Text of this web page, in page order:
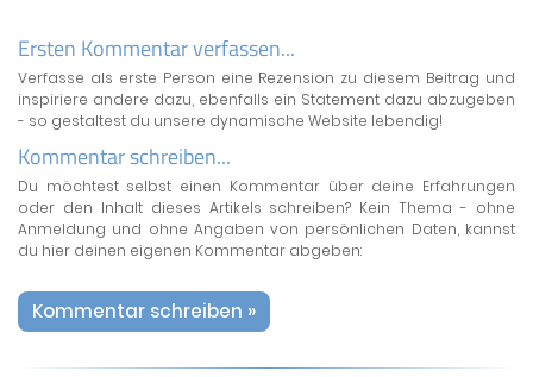
Ersten Kommentar verfassen...
Verfasse als erste Person eine Rezension zu diesem Beitrag und
inspiriere andere dazu, ebenfalls ein Statement dazu abzugeben
- so gestaltest du unsere dynamische Website lebendig!
Kommentar schreiben...
Du möchtest selbst einen Kommentar über deine Erfahrungen
oder den Inhalt dieses Artikels schreiben? Kein Thema - ohne
Anmeldung und ohne Angaben von persönlichen Daten, kannst
du hier deinen eigenen Kommentar abgeben:
Kommentar schreiben »